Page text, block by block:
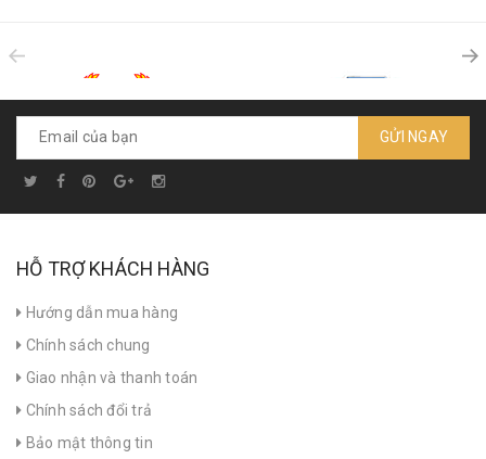
GỬI NGAY
HỖ TRỢ KHÁCH HÀNG
Hướng dẫn mua hàng
Chính sách chung
Giao nhận và thanh toán
Chính sách đổi trả
Bảo mật thông tin